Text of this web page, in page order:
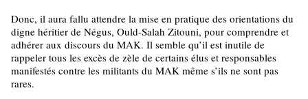
Donc, il aura fallu attendre la mise en pratique des orientations du
digne héritier de Négus, Ould-Salah Zitouni, pour comprendre et
adhérer aux discours du MAK. Il semble qu’il est inutile de
rappeler tous les excès de zèle de certains élus et responsables
manifestés contre les militants du MAK même s’ils ne sont pas
rares.